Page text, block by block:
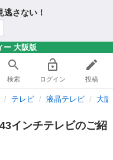
さない！
ー 大阪版
検索 ログイン 投稿
テレビ 液晶テレビ 大
インチテレビのご紹